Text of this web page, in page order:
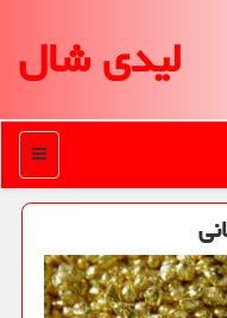
لیدی شال
منو